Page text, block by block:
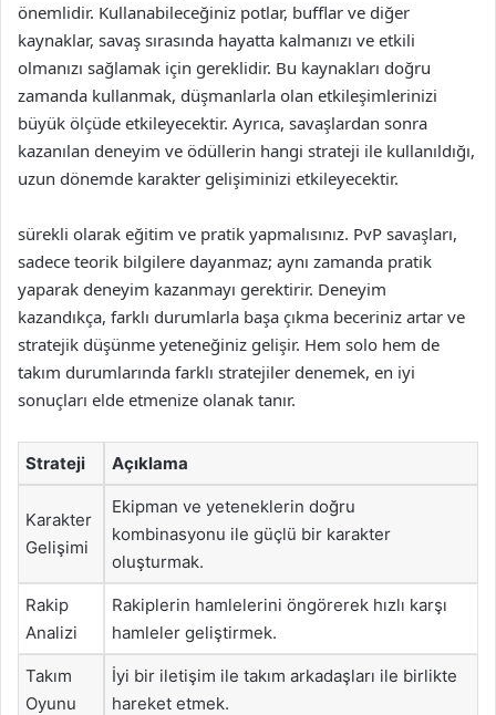
önemlidir. Kullanabileceğiniz potlar, bufflar ve diğer
kaynaklar, savaş sırasında hayatta kalmanızı ve etkili
olmanızı sağlamak için gereklidir. Bu kaynakları doğru
zamanda kullanmak, düşmanlarla olan etkileşimlerinizi
büyük ölçüde etkileyecektir. Ayrıca, savaşlardan sonra
kazanılan deneyim ve ödüllerin hangi strateji ile kullanıldığı,
uzun dönemde karakter gelişiminizi etkileyecektir.
sürekli olarak eğitim ve pratik yapmalısınız. PvP savaşları,
sadece teorik bilgilere dayanmaz; aynı zamanda pratik
yaparak deneyim kazanmayı gerektirir. Deneyim
kazandıkça, farklı durumlarla başa çıkma beceriniz artar ve
stratejik düşünme yeteneğiniz gelişir. Hem solo hem de
takım durumlarında farklı stratejiler denemek, en iyi
sonuçları elde etmenize olanak tanır.
Strateji Açıklama
Karakter
Gelişimi
Ekipman ve yeteneklerin doğru
kombinasyonu ile güçlü bir karakter
oluşturmak.
Rakip
Analizi
Rakiplerin hamlelerini öngörerek hızlı karşı
hamleler geliştirmek.
Takım
Oyunu
İyi bir iletişim ile takım arkadaşları ile birlikte
hareket etmek.